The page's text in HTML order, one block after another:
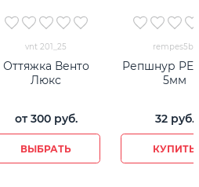
vnt 201_25
Оттяжка Венто
Люкс
от 300 руб.
ВЫБРАТЬ
rempes5br
Репшнур
5мм
32 руб.
КУПИТЬ